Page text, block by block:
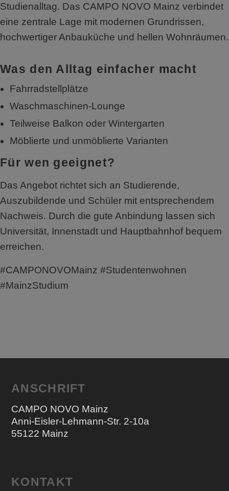
Studienalltag. Das CAMPO NOVO Mainz verbindet
eine zentrale Lage mit modernen Grundrissen,
hochwertiger Anbauküche und hellen Wohnräumen.
Was den Alltag einfacher macht
Fahrradstellplätze
Waschmaschinen-Lounge
Teilweise Balkon oder Wintergarten
Möblierte und unmöblierte Varianten
Für wen geeignet?
Das Angebot richtet sich an Studierende,
Auszubildende und Schüler mit entsprechendem
Nachweis. Durch die gute Anbindung lassen sich
Universität, Innenstadt und Hauptbahnhof bequem
erreichen.
#CAMPONOVOMainz #Studentenwohnen
#MainzStudium
ANSCHRIFT
CAMPO NOVO Mainz
Anni-Eisler-Lehmann-Str. 2-10a
55122 Mainz
KONTAKT